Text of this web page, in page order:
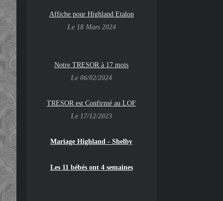
Affiche pour Highland Etalon
Le 18 Mars 2024
Notre TRESOR à 17 mois
Le 06/02/2024
TRESOR est Confirmé au LOF
Le 17/12/2023
Mariage Highland - Shelby
Les 11 bébés ont 4 semaines